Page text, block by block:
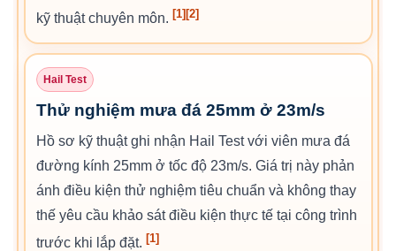
kỹ thuật chuyên môn. [1] [2]
Hail Test
Thử nghiệm mưa đá 25mm ở 23m/s
Hồ sơ kỹ thuật ghi nhận Hail Test với viên mưa đá
đường kính 25mm ở tốc độ 23m/s. Giá trị này phản
ánh điều kiện thử nghiệm tiêu chuẩn và không thay
thế yêu cầu khảo sát điều kiện thực tế tại công trình
trước khi lắp đặt. [1]